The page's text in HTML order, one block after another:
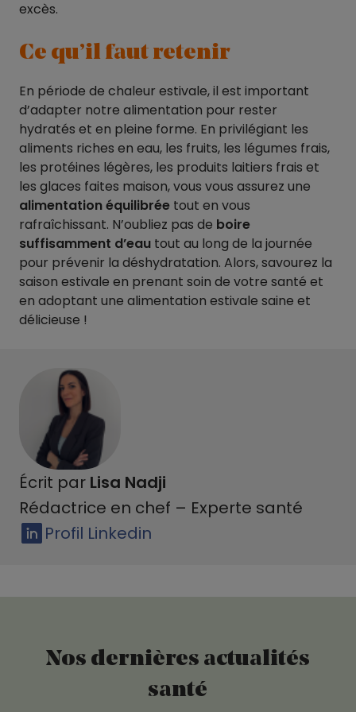
excès.
Ce qu’il faut retenir
En période de chaleur estivale, il est important
d’adapter notre alimentation pour rester
hydratés et en pleine forme. En privilégiant les
aliments riches en eau, les fruits, les légumes frais,
les protéines légères, les produits laitiers frais et
les glaces faites maison, vous vous assurez une
alimentation équilibrée tout en vous
rafraîchissant. N’oubliez pas de boire
suffisamment d’eau tout au long de la journée
pour prévenir la déshydratation. Alors, savourez la
saison estivale en prenant soin de votre santé et
en adoptant une alimentation estivale saine et
délicieuse !
Écrit par Lisa Nadji
Rédactrice en chef – Experte santé
Profil Linkedin
Nos dernières actualités
santé